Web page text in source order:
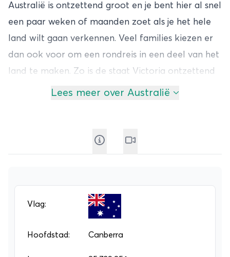
Australië is ontzettend groot en je bent hier al snel
een paar weken of maanden zoet als je het hele
land wilt gaan verkennen. Veel families kiezen er
dan ook voor om een rondreis in een deel van het
land te maken. Zo is de staat Victoria ontzettend
populair omdat hier ontzettend veel
kun je de 12 Apostelen vinden en schitterende
stranden. Of ontdek het Great Barrier Reef langs
individuele riffen liggen! Een kijkje onder water
mag natuurlijk niet ontbreken.
Een reis naar Australië is ontzettend leerzaam
voor het hele gezin. Zo leer je meer over de
Lees meer over Australië
Vlag:
Hoofdstad: Canberra